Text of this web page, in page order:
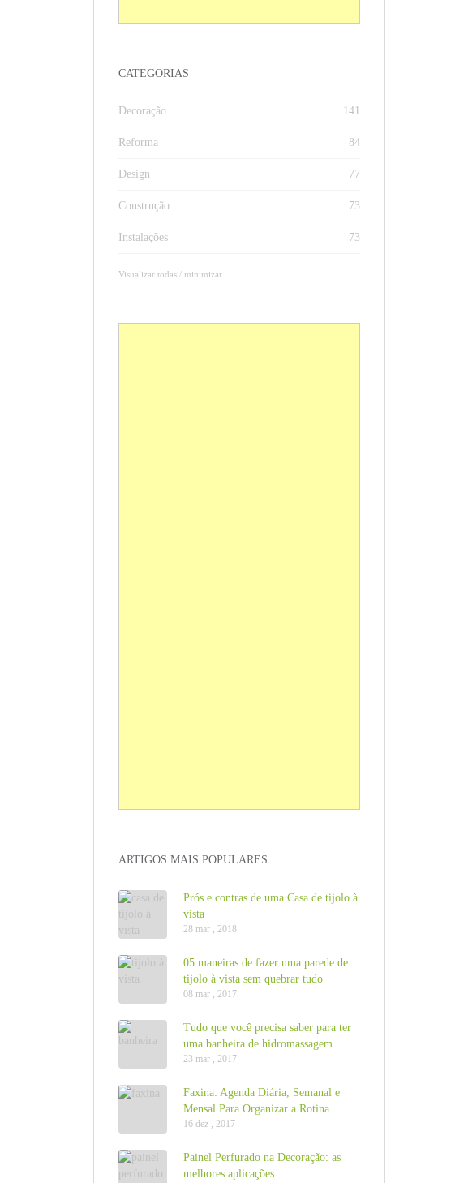
CATEGORIAS
Decoração 141
Reforma 84
Design 77
Construção 73
Instalações 73
Visualizar todas / minimizar
ARTIGOS MAIS POPULARES
Prós e contras de uma Casa de tijolo à
vista
28 mar , 2018
05 maneiras de fazer uma parede de
tijolo à vista sem quebrar tudo
08 mar , 2017
Tudo que você precisa saber para ter
uma banheira de hidromassagem
23 mar , 2017
Faxina: Agenda Diária, Semanal e
Mensal Para Organizar a Rotina
16 dez , 2017
Painel Perfurado na Decoração: as
melhores aplicações